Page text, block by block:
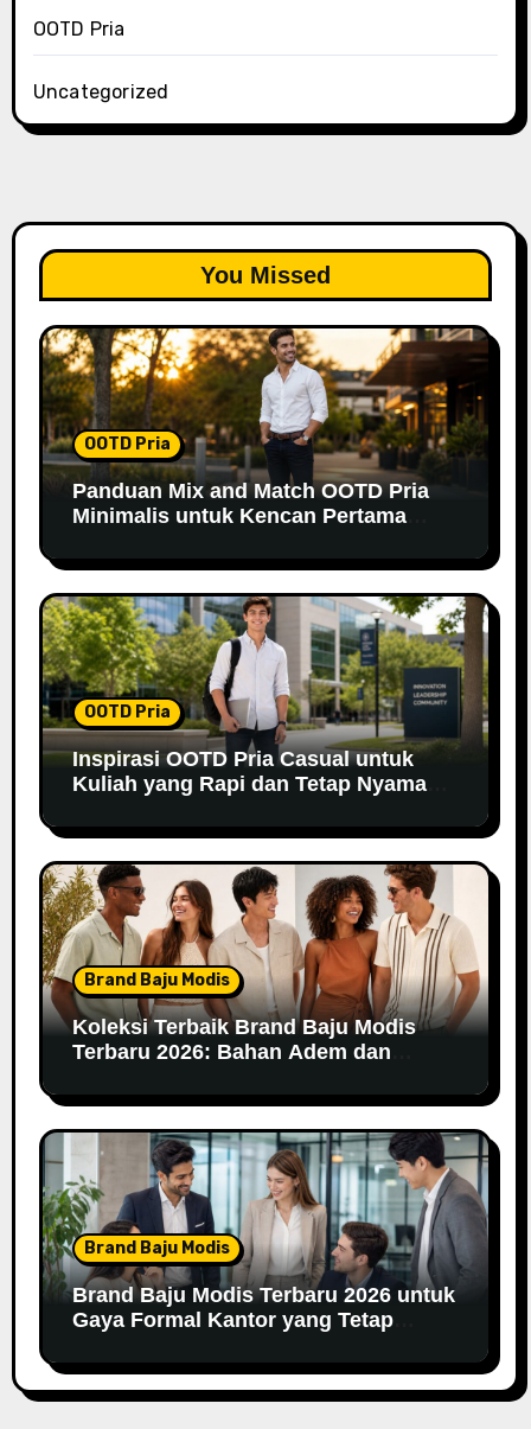
OOTD Pria
Uncategorized
You Missed
OOTD Pria
Panduan Mix and Match OOTD Pria
Minimalis untuk Kencan Pertama
OOTD Pria
Inspirasi OOTD Pria Casual untuk
Kuliah yang Rapi dan Tetap Nyaman
Brand Baju Modis
Koleksi Terbaik Brand Baju Modis
Terbaru 2026: Bahan Adem dan
Brand Baju Modis
Brand Baju Modis Terbaru 2026 untuk
Gaya Formal Kantor yang Tetap